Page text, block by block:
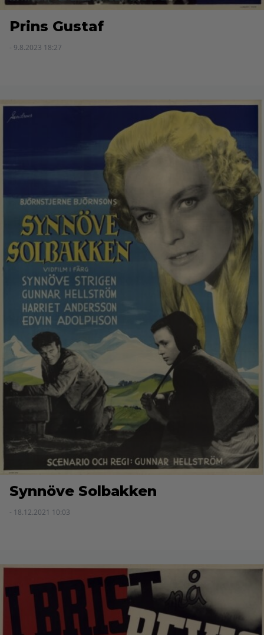
Prins Gustaf
- 9.8.2023 18:27
Synnöve Solbakken
- 18.12.2021 10:03